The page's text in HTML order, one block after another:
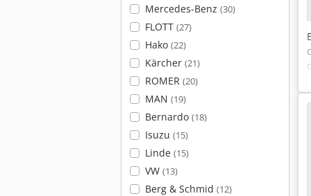
Mercedes-Benz (30)
FLOTT (27)
Hako (22)
Kärcher (21)
ROMER (20)
MAN (19)
Bernardo (18)
Isuzu (15)
Linde (15)
VW (13)
Berg & Schmid (12)